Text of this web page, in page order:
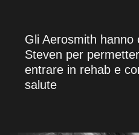
Gli Aerosmith
Steven per
entrare in rehab e
salute